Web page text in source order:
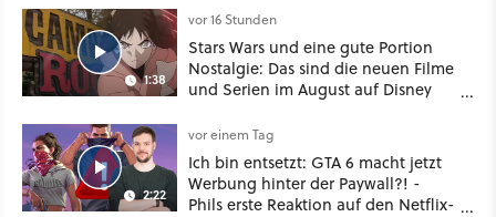
1:38
vor 16 Stunden
Stars Wars und eine gute Portion
Nostalgie: Das sind die neuen Filme
und Serien im August auf Disney
2:22
vor einem Tag
Ich bin entsetzt: GTA 6 macht jetzt
Werbung hinter der Paywall?! -
Phils erste Reaktion auf den Netflix-